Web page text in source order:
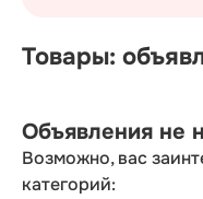
Товары:
Объявления не
Возможно, вас
категорий: